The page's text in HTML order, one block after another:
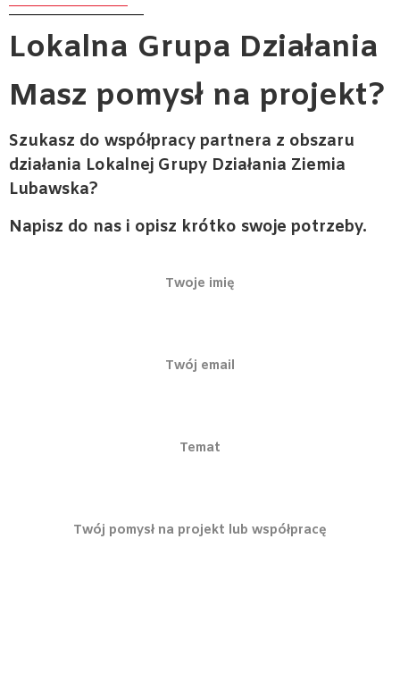
Lokalna Grupa Działania
Masz pomysł na projekt?
Szukasz do współpracy partnera z obszaru
działania Lokalnej Grupy Działania Ziemia
Lubawska?
Napisz do nas i opisz krótko swoje potrzeby.
Twoje imię
Twój email
Temat
Twój pomysł na projekt lub współpracę